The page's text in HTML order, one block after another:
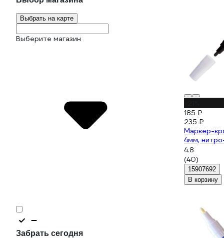
Выбрать на карте
Выберите магазин
Забрать сегодня
185 ₽
235 ₽
Маркер-
4мм,
4.8
(40)
15907692
В корзину